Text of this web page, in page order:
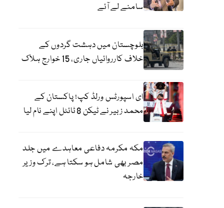
سامنے لے آئے
بلوچستان میں دہشت گردوں کے
خلاف کارروائیاں جاری، 15 خوارج ہلاک
ای اسپورٹس ورلڈ کپ؛ پاکستان کے
محمد زبیر نے ٹیکن 8 ٹائٹل اپنے نام لیا
مکہ مکرمہ دفاعی معاہدے میں جلد
مصر بھی شامل ہو سکتا ہے، ترک وزیر
خارجہ